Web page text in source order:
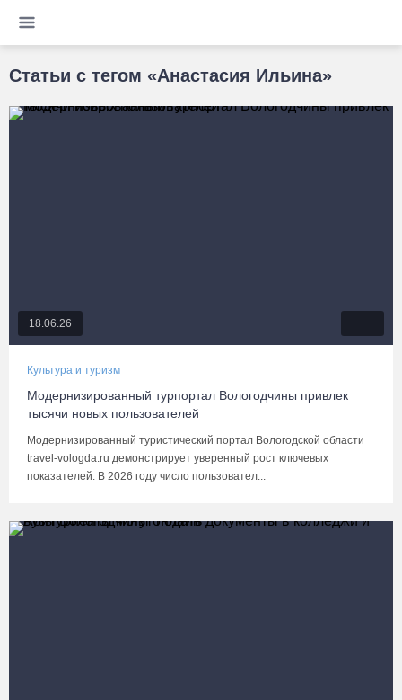
Статьи с тегом «Анастасия Ильина»
18.06.26
Культура и туризм
Модернизированный турпортал Вологодчины привлек
тысячи новых пользователей
Модернизированный туристический портал Вологодской области
travel-vologda.ru демонстрирует уверенный рост ключевых
показателей. В 2026 году число пользовател...